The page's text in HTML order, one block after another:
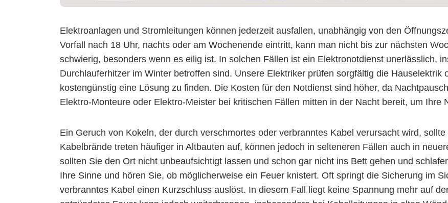
Elektroanlagen und Stromleitungen können jederzeit ausfallen, unabhängig von den
Vorfall nach 18 Uhr, nachts oder am Wochenende eintritt, kann man nicht bis zur nächsten
schwierig, besonders wenn es eilig ist. In solchen Fällen ist ein Elektronotdienst unerlässlich,
Durchlauferhitzer im Winter betroffen sind. Unsere Elektriker prüfen sorgfältig die Hauselektrik
kostengünstig eine Lösung zu finden. Die Kosten für den Notdienst sind höher, da
Elektro-Monteure oder Elektro-Meister bei kritischen Fällen mitten in der Nacht bereit, um Ihre
Ein Geruch von Kokeln, der durch verschmortes oder verbranntes Kabel verursacht wird,
Kabelbrände treten häufiger in Altbauten auf, können jedoch in selteneren Fällen auch in
sollten Sie den Ort nicht unbeaufsichtigt lassen und schon gar nicht ins Bett gehen und
Ihre Sinne und hören Sie, ob möglicherweise ein Feuer knistert. Oft springt die Sicherung im
verbranntes Kabel einen Kurzschluss auslöst. In diesem Fall liegt keine Spannung mehr auf